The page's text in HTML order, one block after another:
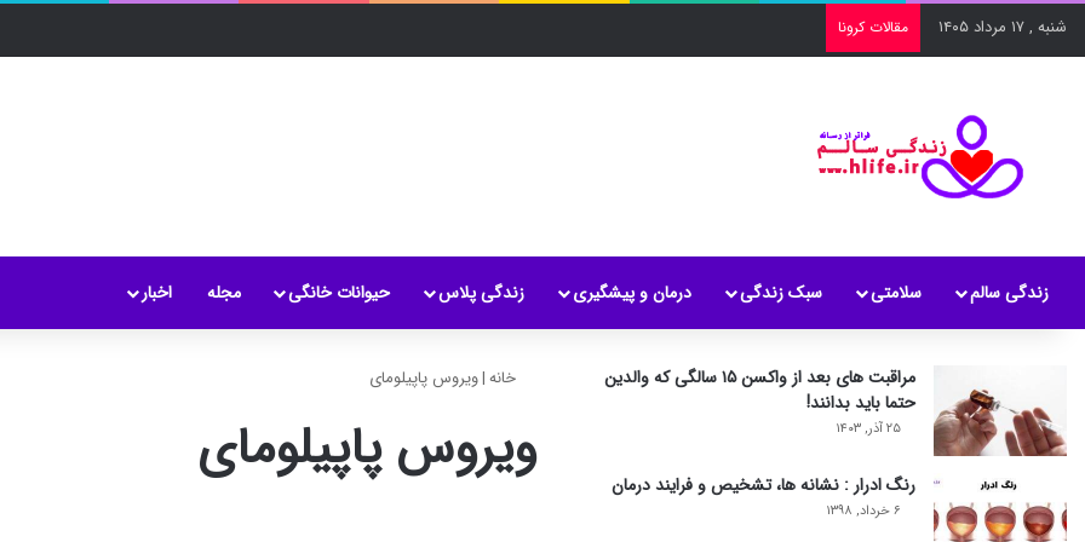
شنبه , ۱۷ مرداد ۱۴۰۵ مقالات کرونا
زندگی سالم سلامتی سبک زندگی درمان و پیشگیری زندگی پلاس حیوانات خانگی مجله اخبار
خانه|ویروس پاپیلومای
ویروس پاپیلومای
مراقبت های بعد از واکسن ۱۵ سالگی که والدین
حتما باید بدانند!
۲۵ آذر, ۱۴۰۳
رنگ ادرار : نشانه ها، تشخیص و فرایند درمان
۶ خرداد, ۱۳۹۸